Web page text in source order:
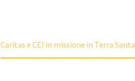
Caritas e CEI in missione in Terra Santa